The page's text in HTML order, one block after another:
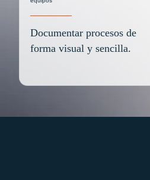
Documentar procesos de
forma visual y sencilla.